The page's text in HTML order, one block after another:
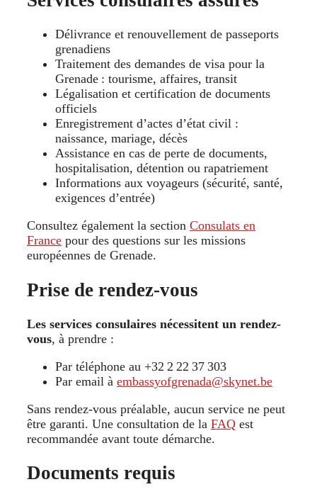
Délivrance et renouvellement de passeports
grenadiens
Traitement des demandes de visa pour la
Grenade : tourisme, affaires, transit
Légalisation et certification de documents
officiels
Enregistrement d’actes d’état civil :
naissance, mariage, décès
Assistance en cas de perte de documents,
hospitalisation, détention ou rapatriement
Informations aux voyageurs (sécurité, santé,
exigences d’entrée)
Consultez également la section Consulats en
France pour des questions sur les missions
européennes de Grenade.
Prise de rendez-vous
Les services consulaires nécessitent un rendez-
vous, à prendre :
Par téléphone au +32 2 22 37 303
Par email à embassyofgrenada@skynet.be
Sans rendez-vous préalable, aucun service ne peut
être garanti. Une consultation de la FAQ est
recommandée avant toute démarche.
Documents requis